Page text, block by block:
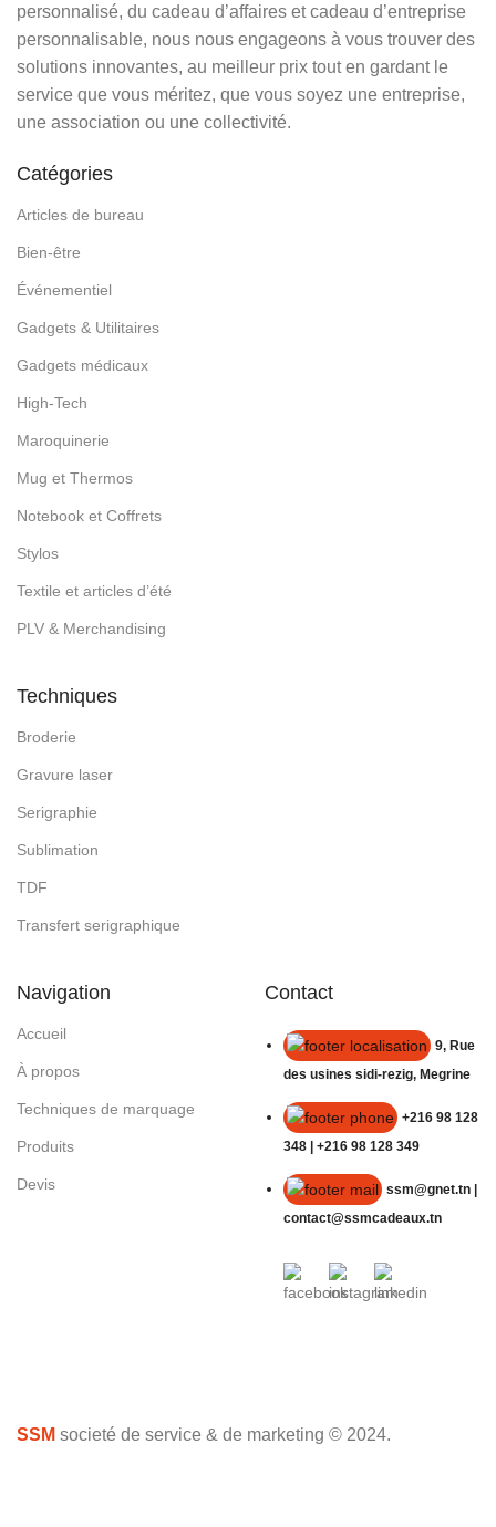
personnalisé, du cadeau d’affaires et cadeau d’entreprise
personnalisable, nous nous engageons à vous trouver des
solutions innovantes, au meilleur prix tout en gardant le
service que vous méritez, que vous soyez une entreprise,
une association ou une collectivité.
Catégories
Articles de bureau
Bien-être
Événementiel
Gadgets & Utilitaires
Gadgets médicaux
High-Tech
Maroquinerie
Mug et Thermos
Notebook et Coffrets
Stylos
Textile et articles d’été
PLV & Merchandising
Techniques
Broderie
Gravure laser
Serigraphie
Sublimation
TDF
Transfert serigraphique
Navigation
Accueil
À propos
Techniques de marquage
Produits
Devis
Contact
9, Rue
des usines sidi-rezig, Megrine
+216 98 128
348 | +216 98 128 349
ssm@gnet.tn |
contact@ssmcadeaux.tn
SSM societé de service & de marketing © 2024.